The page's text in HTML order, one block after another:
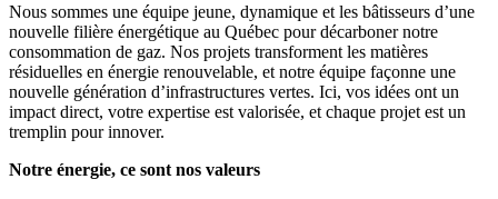
Nous sommes une équipe jeune, dynamique et les bâtisseurs d’une
nouvelle filière énergétique au Québec pour décarboner notre
consommation de gaz. Nos projets transforment les matières
résiduelles en énergie renouvelable, et notre équipe façonne une
nouvelle génération d’infrastructures vertes. Ici, vos idées ont un
impact direct, votre expertise est valorisée, et chaque projet est un
tremplin pour innover.
Notre énergie, ce sont nos valeurs